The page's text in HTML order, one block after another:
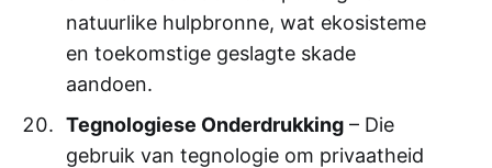
natuurlike hulpbronne, wat ekosisteme
en toekomstige geslagte skade
aandoen.
Tegnologiese Onderdrukking– Die
gebruik van tegnologie om privaatheid